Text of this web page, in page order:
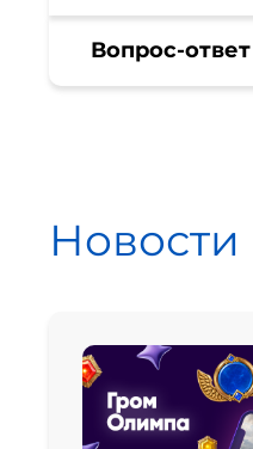
Вопрос-ответ
Новости